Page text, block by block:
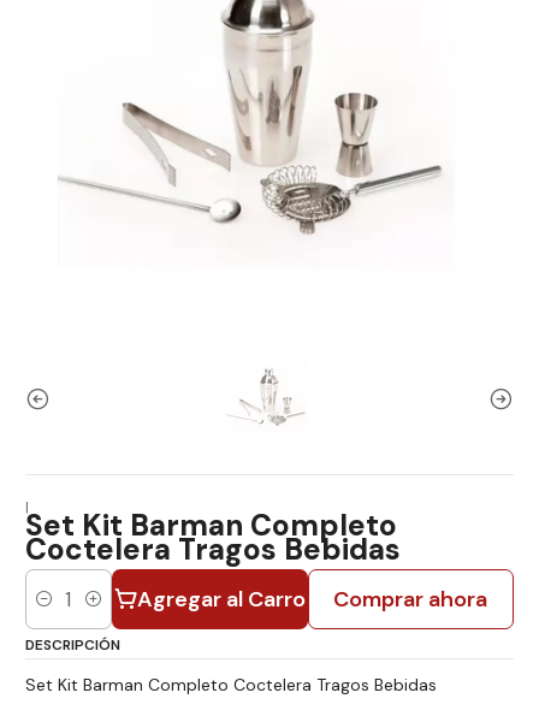
|Set Kit Barman Completo
Coctelera Tragos Bebidas
Cantidad Agregar al Carro Comprar ahora
DESCRIPCIÓN
Set Kit Barman Completo Coctelera Tragos Bebidas